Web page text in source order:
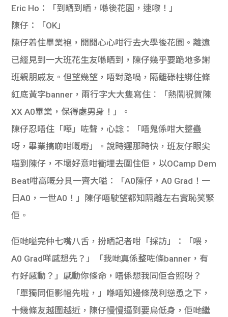
101
Eric Ho：「到晒到晒，喺後花園，速嚟！」
陳仔：「OK」
陳仔着住畢業袍，開開心心咁行去大學後花園。離遠
已經見到一大班花生友喺晒到，陳仔幾乎要跪地多謝
班親朋戚友。但望幾望，唔對路喎，隔離碌柱綁住條
紅底黃字banner，兩行字大大隻寫住︰「熱鬧祝賀陳
XX A0畢業，保得處男身！」。
陳仔忍唔住「嘩」咗聲，心諗：「唔鬼係咁大整蠱
呀，畢業搞啲咁嘅嘢」。說時遲那時快，班友仔眼尖
喵到陳仔，不壞好意咁衝埋去圍住佢，以OCamp Dem
Beat咁高嘅分貝一齊大嗌：「A0陳仔，A0 Grad！一
日A0，一世A0！」陳仔唔駛望都知隔離左右實恥笑緊
佢。
佢哋嗌完仲七嘴八舌，扮晒記者咁「採訪」：「喂，
A0 Grad咩感想先？」「我哋真係整咗條banner，有
冇好感動？」感動你條命，唔係想我同佢合照呀？
「單獨同佢影幅先啦，」喺唔知邊條茂利慫恿之下，
十幾條友越圍越近，陳仔慢慢逼到要烏低身，佢哋繼